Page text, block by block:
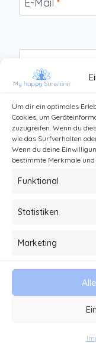
Um dir ein optimales
Cookies, um
zuzugreifen. Wenn du
wie das Surfverhalten
Wenn du deine
bestimmte Merkmale
Funktional
Statistiken
Marketing
E-Mail *
© 2026 My